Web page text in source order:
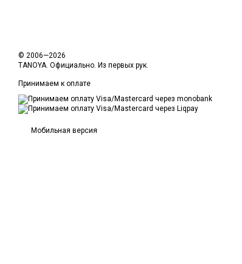
© 2006—2026
TANOYA. Официально. Из первых рук.
Принимаем к оплате
Мобильная версия